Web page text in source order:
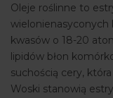
Oleje roślinne to
wielonienasyconych
kwasów o 18-20
lipidów błon
suchością cery,
Woski stanowią